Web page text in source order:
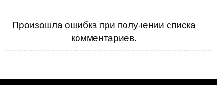
Произошла ошибка при получении списка
комментариев.